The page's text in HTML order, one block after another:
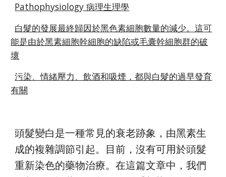
Pathophysiology 病理生理學
白髮的發展最終歸因於黑色素細胞數量的減少。這可
能是由於黑素細胞幹細胞的缺陷或毛囊幹細胞群的破
壞
污染、情緒壓力、飲酒和吸煙，都與白髮的過早發育
有關
頭髮變白是一種常見的衰老跡象，由黑素生
成的複雜調節引起。目前，沒有可用於頭髮
重新染色的藥物治療。在這篇文章中，我們